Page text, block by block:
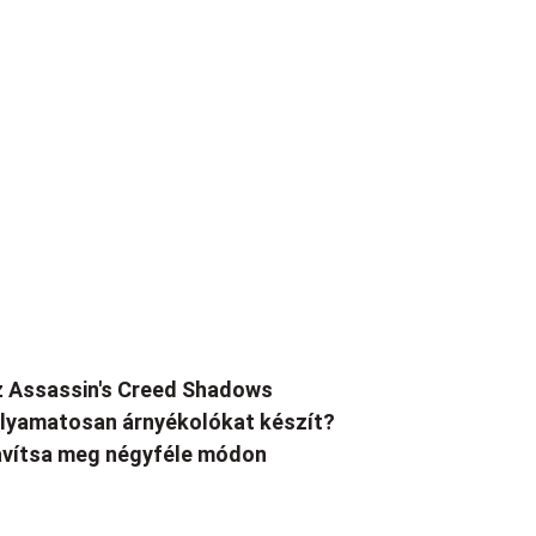
Assassin's Creed Shadows
árnyékolókat készít?
meg négyféle módon